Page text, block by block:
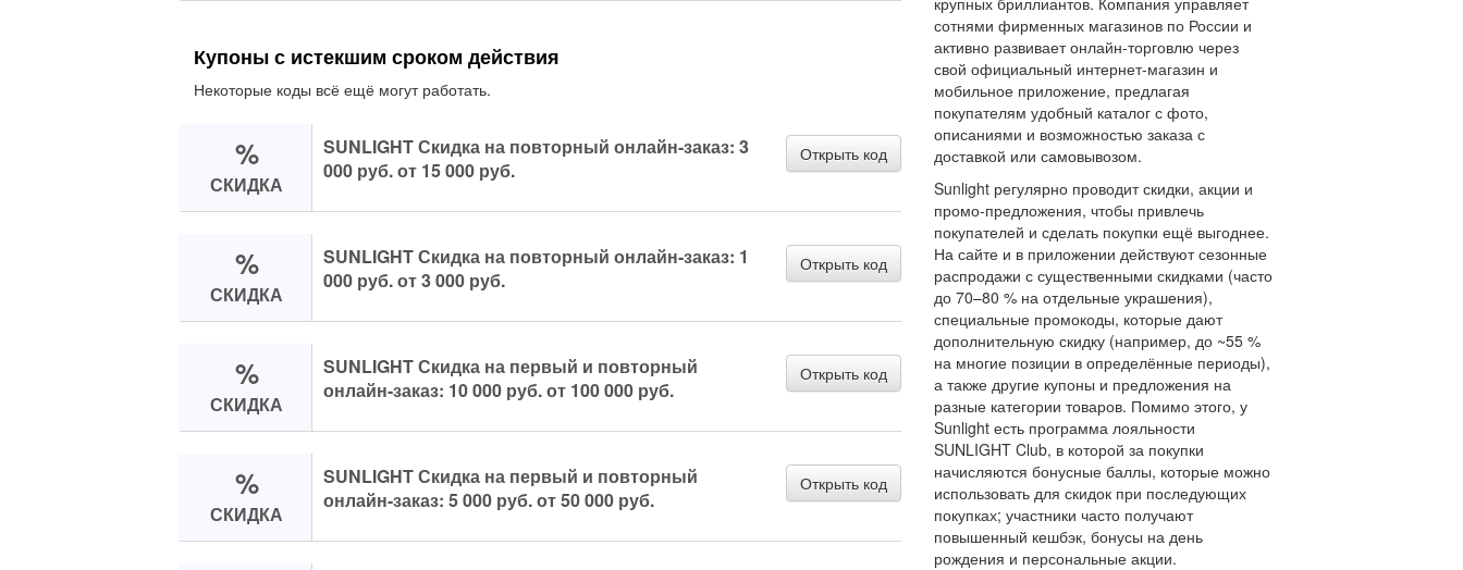
Купоны с истекшим сроком действия
Некоторые коды всё ещё могут работать.
%
СКИДКА
SUNLIGHT Скидка на повторный онлайн-заказ: 3
000 руб. от 15 000 руб.
Открыть код
%
СКИДКА
SUNLIGHT Скидка на повторный онлайн-заказ: 1
000 руб. от 3 000 руб.
Открыть код
%
СКИДКА
SUNLIGHT Скидка на первый и повторный
онлайн-заказ: 10 000 руб. от 100 000 руб.
Открыть код
%
СКИДКА
SUNLIGHT Скидка на первый и повторный
онлайн-заказ: 5 000 руб. от 50 000 руб.
Открыть код
сотнями фирменных магазинов по России и
активно развивает онлайн-торговлю через
свой официальный интернет-магазин и
мобильное приложение, предлагая
покупателям удобный каталог с фото,
описаниями и возможностью заказа с
доставкой или самовывозом.
Sunlight регулярно проводит скидки, акции и
промо-предложения, чтобы привлечь
покупателей и сделать покупки ещё выгоднее.
На сайте и в приложении действуют сезонные
распродажи с существенными скидками (часто
до 70–80 % на отдельные украшения),
специальные промокоды, которые дают
дополнительную скидку (например, до ~55 %
на многие позиции в определённые периоды),
а также другие купоны и предложения на
разные категории товаров. Помимо этого, у
Sunlight есть программа лояльности
SUNLIGHT Club, в которой за покупки
начисляются бонусные баллы, которые можно
использовать для скидок при последующих
покупках; участники часто получают
повышенный кешбэк, бонусы на день
рождения и персональные акции.